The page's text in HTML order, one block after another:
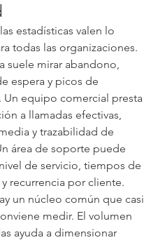
estadísticas valen lo
todas las organizaciones.
suele mirar abandono,
espera y picos de
Un equipo comercial presta
a llamadas efectivas,
y trazabilidad de
área de soporte puede
de servicio, tiempos de
recurrencia por cliente.
un núcleo común que casi
medir. El volumen
ayuda a dimensionar